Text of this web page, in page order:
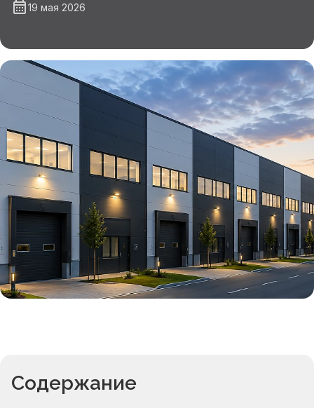
19 мая 2026
Содержание